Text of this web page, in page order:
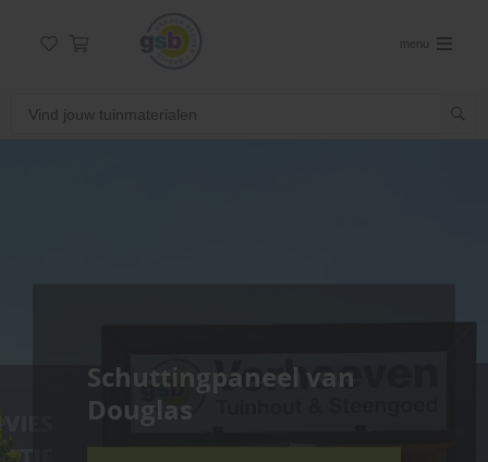
menu
Schuttingpaneel van
Douglas